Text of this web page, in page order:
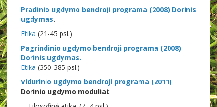
Pradinio ugdymo bendroji programa (2008) Dorinis
ugdymas.
Etika (21-45 psl.)
Pagrindinio ugdymo bendroji programa (2008)
Dorinis ugdymas.
Etika (350-385 psl.)
Vidurinio ugdymo bendroji programa (2011)
Dorinio ugdymo moduliai: